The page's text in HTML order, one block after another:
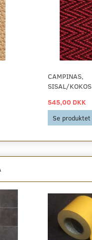
CAMPINAS,
SISAL/KOKOS
545,00 DKK
Se produktet